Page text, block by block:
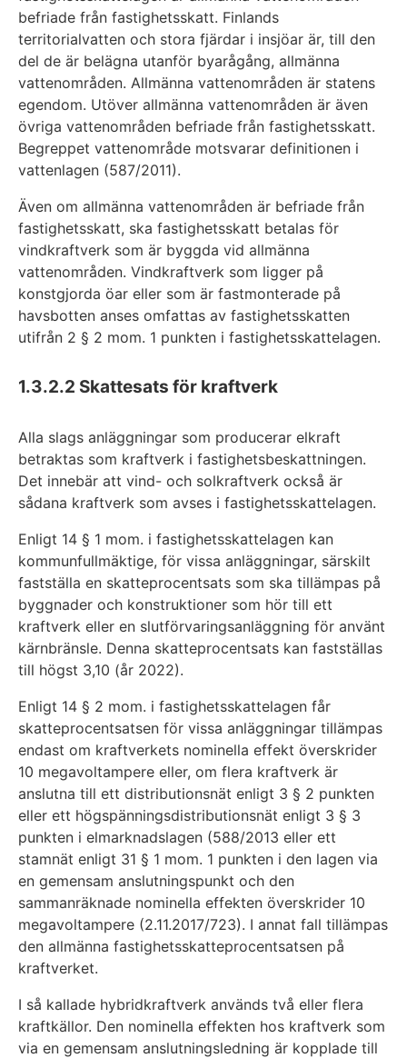
befriade från fastighetsskatt. Finlands
territorialvatten och stora fjärdar i insjöar är, till den
del de är belägna utanför byarågång, allmänna
vattenområden. Allmänna vattenområden är statens
egendom. Utöver allmänna vattenområden är även
övriga vattenområden befriade från fastighetsskatt.
Begreppet vattenområde motsvarar definitionen i
vattenlagen (587/2011).
Även om allmänna vattenområden är befriade från
fastighetsskatt, ska fastighetsskatt betalas för
vindkraftverk som är byggda vid allmänna
vattenområden. Vindkraftverk som ligger på
konstgjorda öar eller som är fastmonterade på
havsbotten anses omfattas av fastighetsskatten
utifrån 2 § 2 mom. 1 punkten i fastighetsskattelagen.
1.3.2.2 Skattesats för kraftverk
Alla slags anläggningar som producerar elkraft
betraktas som kraftverk i fastighetsbeskattningen.
Det innebär att vind- och solkraftverk också är
sådana kraftverk som avses i fastighetsskattelagen.
Enligt 14 § 1 mom. i fastighetsskattelagen kan
kommunfullmäktige, för vissa anläggningar, särskilt
fastställa en skatteprocentsats som ska tillämpas på
byggnader och konstruktioner som hör till ett
kraftverk eller en slutförvaringsanläggning för använt
kärnbränsle. Denna skatteprocentsats kan fastställas
till högst 3,10 (år 2022).
Enligt 14 § 2 mom. i fastighetsskattelagen får
skatteprocentsatsen för vissa anläggningar tillämpas
endast om kraftverkets nominella effekt överskrider
10 megavoltampere eller, om flera kraftverk är
anslutna till ett distributionsnät enligt 3 § 2 punkten
eller ett högspänningsdistributionsnät enligt 3 § 3
punkten i elmarknadslagen (588/2013 eller ett
stamnät enligt 31 § 1 mom. 1 punkten i den lagen via
en gemensam anslutningspunkt och den
sammanräknade nominella effekten överskrider 10
megavoltampere (2.11.2017/723). I annat fall tillämpas
den allmänna fastighetsskatteprocentsatsen på
kraftverket.
I så kallade hybridkraftverk används två eller flera
kraftkällor. Den nominella effekten hos kraftverk som
via en gemensam anslutningsledning är kopplade till